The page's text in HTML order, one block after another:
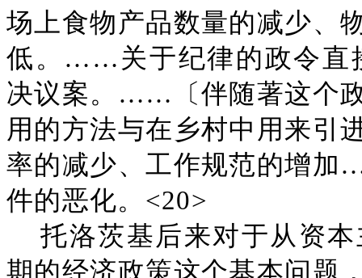
场上食物产品数量的减少、
低。……关于纪律的政令直
决议案。……〔伴随著这个
用的方法与在乡村中用来引
率的减少、工作规范的增
件的恶化。<20>
托洛茨基后来对于从资
期的经济政策这个基本问题